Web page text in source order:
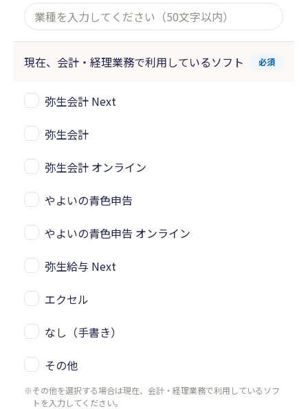
現在、会計・経理業務で利用しているソフト 必須
弥生会計 Next
弥生会計
弥生会計 オンライン
やよいの青色申告
やよいの青色申告 オンライン
弥生給与 Next
エクセル
なし（手書き）
その他
その他を選択する場合は現在、会計・経理業務で利用しているソフ
トを入力してください。